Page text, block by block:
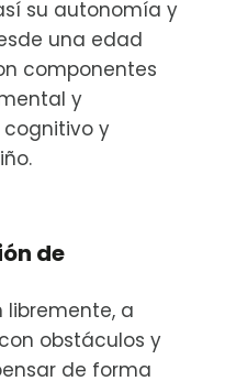
su autonomía y
una edad
componentes
y
y
de
libremente, a
obstáculos y
de forma